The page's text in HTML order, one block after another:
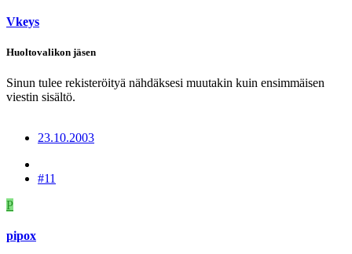
Vkeys
Huoltovalikon jäsen
Sinun tulee rekisteröityä nähdäksesi muutakin kuin ensimmäisen
viestin sisältö.
23.10.2003
#11
P
pipox